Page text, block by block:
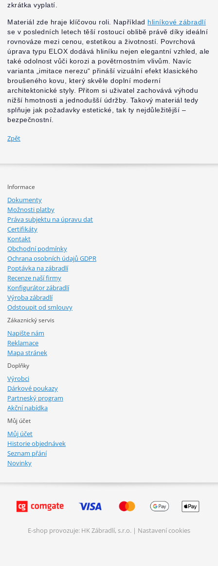
zkrátka vyplatí.
Materiál zde hraje klíčovou roli. Například hliníkové zábradlí
se v posledních letech těší rostoucí oblibě právě díky ideální
rovnováze mezi cenou, estetikou a životností. Povrchová
úprava typu ELOX dodává hliníku nejen elegantní vzhled, ale
také odolnost vůči korozi a povětrnostním vlivům. Navíc
varianta „imitace nerezu“ přináší vizuální efekt klasického
broušeného kovu, který skvěle doplní moderní
architektonické styly. Přitom si uživatel zachovává výhodu
nižší hmotnosti a jednodušší údržby. Takový materiál tedy
splňuje jak požadavky estetické, tak ty nejdůležitější –
bezpečnostní.
Zpět
Informace
Dokumenty
Možnosti platby
Práva subjektu na úpravu dat
Certifikáty
Kontakt
Obchodní podmínky
Ochrana osobních údajů GDPR
Poptávka na zábradlí
Recenze naší firmy
Konfigurátor zábradlí
Výroba zábradlí
Odstoupit od smlouvy
Zákaznický servis
Napište nám
Reklamace
Mapa stránek
Doplňky
Výrobci
Dárkové poukazy
Partneský program
Akční nabídka
Můj účet
Můj účet
Historie objednávek
Seznam přání
Novinky
E-shop provozuje: HK Zábradlí, s.r.o. | Nastavení cookies